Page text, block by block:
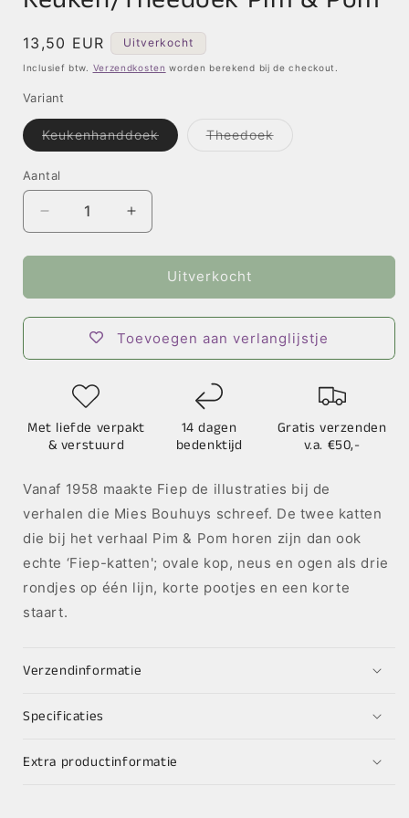
Normale
prijs
13,50 EUR Uitverkocht
Inclusief btw. Verzendkosten worden berekend bij de checkout.
Variant
Keukenhanddoek
beschikbaar
Theedoek
Aantal
Aantal
verlagen
voor
Westendorp
Keuken/Theedoek
Aantal
verhogen
voor
Westendorp
Keuken/Theedoek
Pim
&amp;
Uitverkocht
Toevoegen aan verlanglijstje
Met liefde verpakt
& verstuurd
14 dagen
bedenktijd
Gratis verzenden
v.a. €50,-
Vanaf 1958 maakte Fiep de illustraties bij de
verhalen die Mies Bouhuys schreef. De twee katten
die bij het verhaal Pim & Pom horen zijn dan ook
echte ‘Fiep-katten'; ovale kop, neus en ogen als drie
rondjes op één lijn, korte pootjes en een korte
staart.
Verzendinformatie
Specificaties
Extra productinformatie